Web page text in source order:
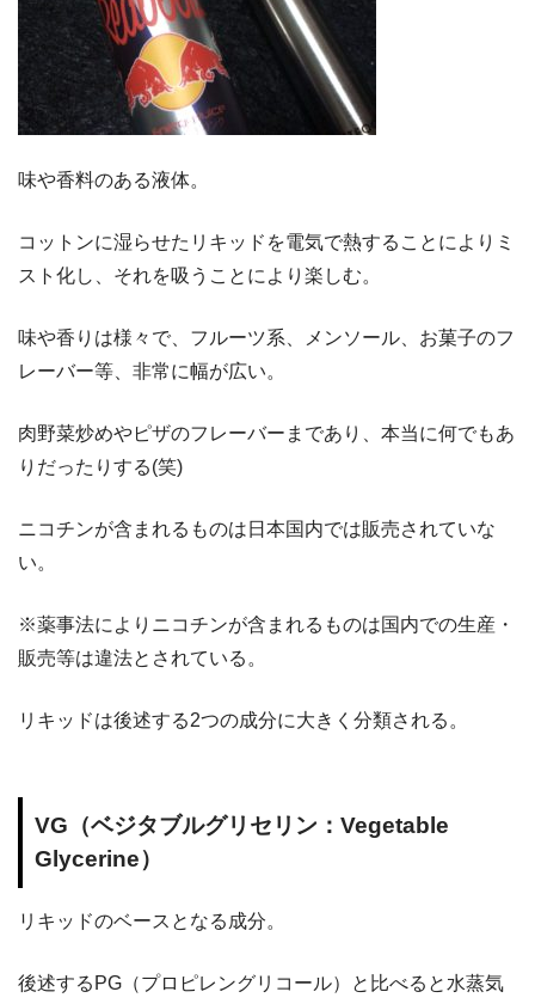
味や香料のある液体。
コットンに湿らせたリキッドを電気で熱することによりミ
スト化し、それを吸うことにより楽しむ。
味や香りは様々で、フルーツ系、メンソール、お菓子のフ
レーバー等、非常に幅が広い。
肉野菜炒めやピザのフレーバーまであり、本当に何でもあ
りだったりする(笑)
ニコチンが含まれるものは日本国内では販売されていな
い。
※薬事法によりニコチンが含まれるものは国内での生産・
販売等は違法とされている。
リキッドは後述する2つの成分に大きく分類される。
VG（ベジタブルグリセリン：Vegetable
Glycerine）
リキッドのベースとなる成分。
後述するPG（プロピレングリコール）と比べると水蒸気